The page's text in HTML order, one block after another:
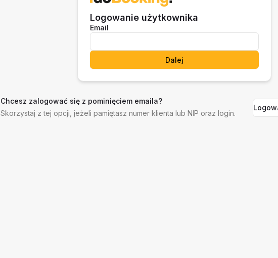
Logowanie użytkownika
Email
Dalej
Chcesz zalogować się z pominięciem emaila?
Skorzystaj z tej opcji, jeżeli pamiętasz numer klienta lub NIP oraz login.